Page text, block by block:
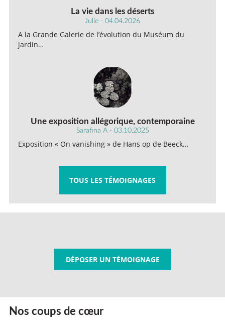
La vie dans les déserts
Julie - 04.04.2026
A la Grande Galerie de l’évolution du Muséum du
jardin…
Une exposition allégorique, contemporaine
Sarafina A - 03.10.2025
Exposition « On vanishing » de Hans op de Beeck…
TOUS LES TÉMOIGNAGES
DÉPOSER UN TÉMOIGNAGE
Nos coups de cœur